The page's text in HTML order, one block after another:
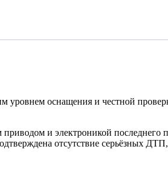
уровнем оснащения и честной
и электроникой последнего
отсутствие серьёзных